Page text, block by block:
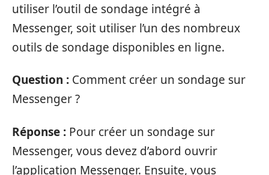
utiliser l’outil de sondage intégré à
Messenger, soit utiliser l’un des nombreux
outils de sondage disponibles en ligne.
Question : Comment créer un sondage sur
Messenger ?
Réponse : Pour créer un sondage sur
Messenger, vous devez d’abord ouvrir
l’application Messenger. Ensuite, vous